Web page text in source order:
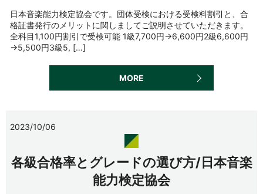
日本音楽能力検定協会です。団体受検における受検料割引と、合
格証書発行のメリットに関しましてご説明させていただきます。
全科目1,100円割引で受検可能 1級7,700円→6,600円2級6,600円
→5,500円3級5, […]
MORE
2023/10/06
各級合格率とグレードの選び方/日本音楽
能力検定協会